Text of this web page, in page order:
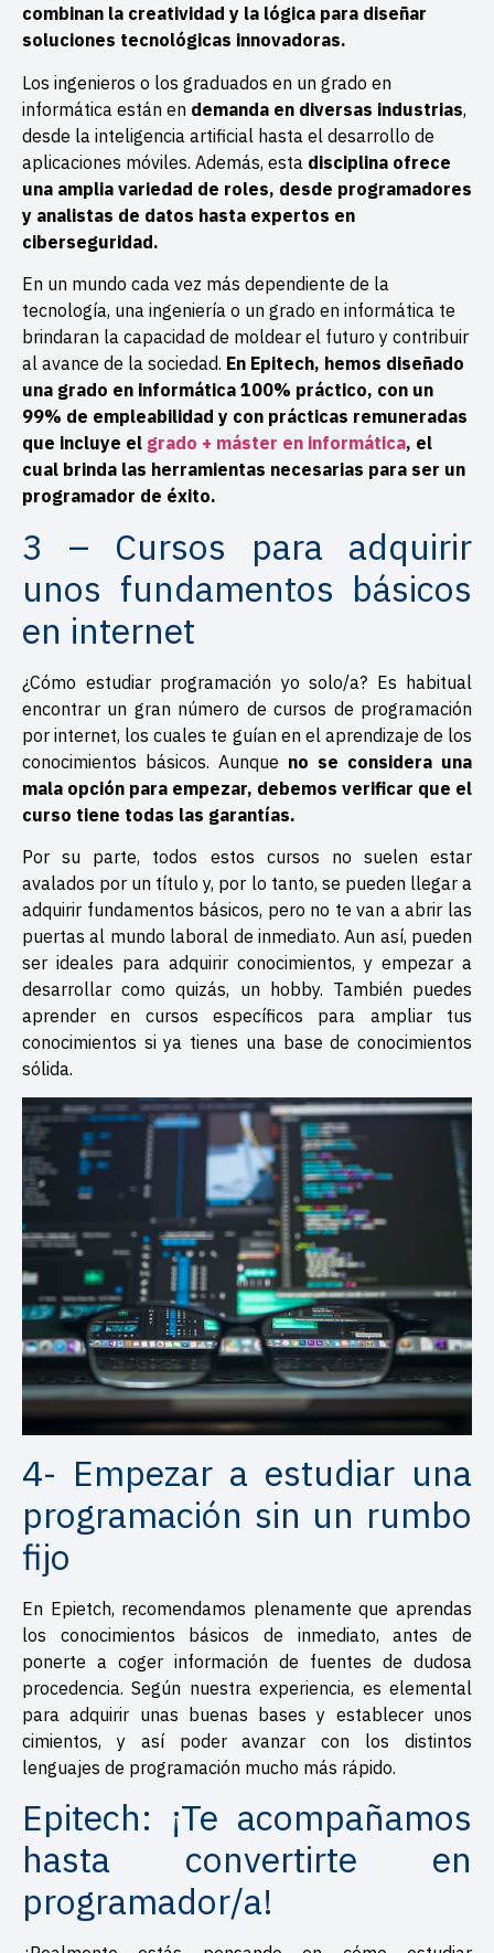
combinan la creatividad y la lógica para diseñar
soluciones tecnológicas innovadoras.
Los ingenieros o los graduados en un grado en
informática están en demanda en diversas industrias,
desde la inteligencia artificial hasta el desarrollo de
aplicaciones móviles. Además, esta disciplina ofrece
una amplia variedad de roles, desde programadores
y analistas de datos hasta expertos en
ciberseguridad.
En un mundo cada vez más dependiente de la
tecnología, una ingeniería o un grado en informática te
brindaran la capacidad de moldear el futuro y contribuir
al avance de la sociedad. En Epitech, hemos diseñado
una grado en informática 100% práctico, con un
99% de empleabilidad y con prácticas remuneradas
que incluye el grado + máster en informática, el
cual brinda las herramientas necesarias para ser un
programador de éxito.
3 – Cursos para adquirir
unos fundamentos básicos
en internet
¿Cómo estudiar programación yo solo/a? Es habitual
encontrar un gran número de cursos de programación
por internet, los cuales te guían en el aprendizaje de los
conocimientos básicos. Aunque no se considera una
mala opción para empezar, debemos verificar que el
curso tiene todas las garantías.
Por su parte, todos estos cursos no suelen estar
avalados por un título y, por lo tanto, se pueden llegar a
adquirir fundamentos básicos, pero no te van a abrir las
puertas al mundo laboral de inmediato. Aun así, pueden
ser ideales para adquirir conocimientos, y empezar a
desarrollar como quizás, un hobby. También puedes
aprender en cursos específicos para ampliar tus
conocimientos si ya tienes una base de conocimientos
sólida.
4- Empezar a estudiar una
programación sin un rumbo
fijo
En Epietch, recomendamos plenamente que aprendas
los conocimientos básicos de inmediato, antes de
ponerte a coger información de fuentes de dudosa
procedencia. Según nuestra experiencia, es elemental
para adquirir unas buenas bases y establecer unos
cimientos, y así poder avanzar con los distintos
lenguajes de programación mucho más rápido.
Epitech: ¡Te acompañamos
hasta convertirte en
programador/a!